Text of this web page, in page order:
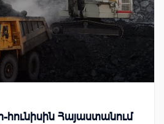
հունիսին Հայաստանում